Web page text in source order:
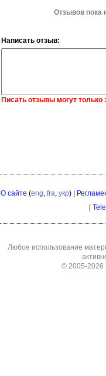
Отзывов пока
Написать отзыв:
Писать отзывы могут только
О сайте (eng fra укр) |
|
Любое использование
© 2005-2026